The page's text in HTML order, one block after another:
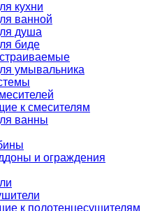
кухни
ванной
душа
биде
умывальника
к смесителям
ванны
и ограждения
к полотенцесушителям